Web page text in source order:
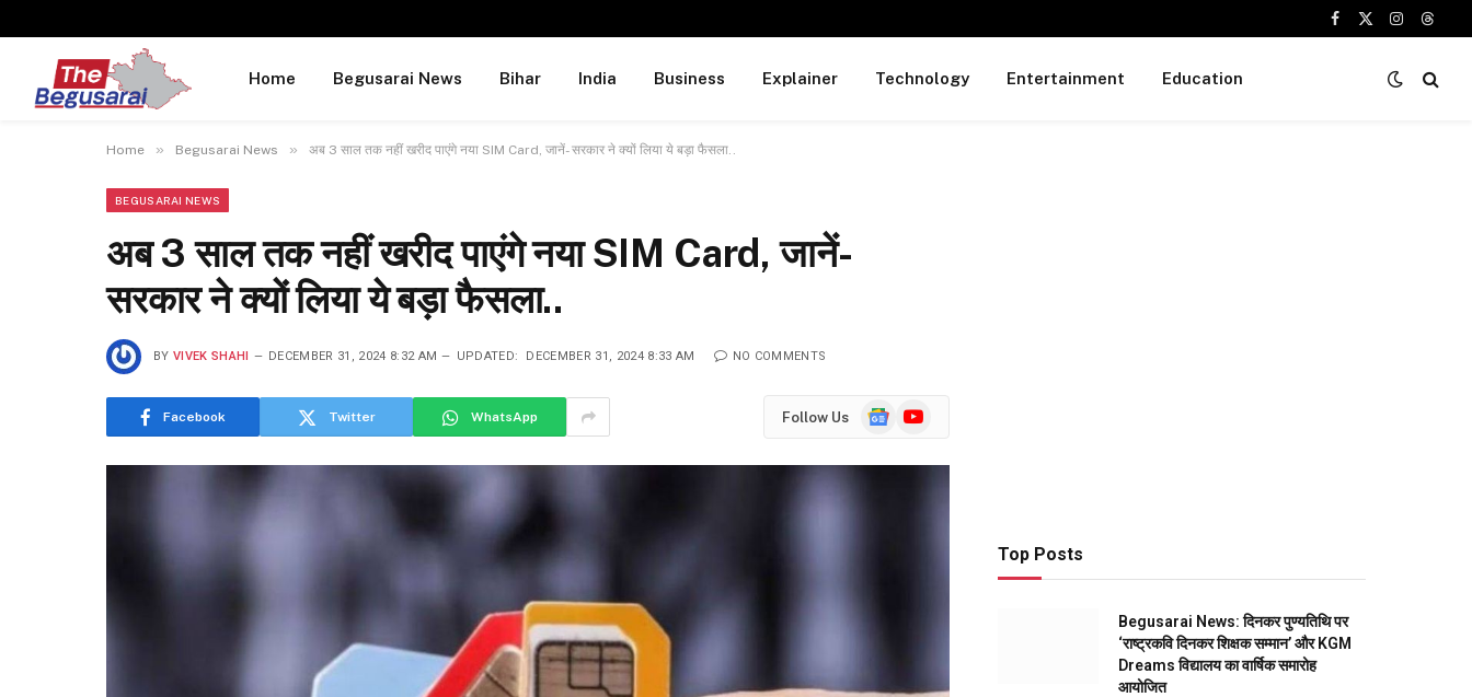
Facebook
X
Instagram
Home Begusarai News Bihar India Business Explainer Technology Entertainment Education
Home » Begusarai News » अब 3 साल तक नहीं खरीद पाएंगे नया SIM Card, जानें- सरकार ने क्यों लिया ये बड़ा फैसला..
BEGUSARAI NEWS
अब 3 साल तक नहीं खरीद पाएंगे नया SIM Card, जानें-
सरकार ने क्यों लिया ये बड़ा फैसला..
BY VIVEK SHAHI DECEMBER 31, 2024 8:32 AM UPDATED: DECEMBER 31, 2024 8:33 AM NO COMMENTS
Facebook Twitter WhatsApp Follow Us
GoogleYouTube
Top Posts
Begusarai News: दिनकर पुण्यतिथि पर
‘राष्ट्रकवि दिनकर शिक्षक सम्मान’ और KGM
Dreams विद्यालय का वार्षिक समारोह
आयोजित